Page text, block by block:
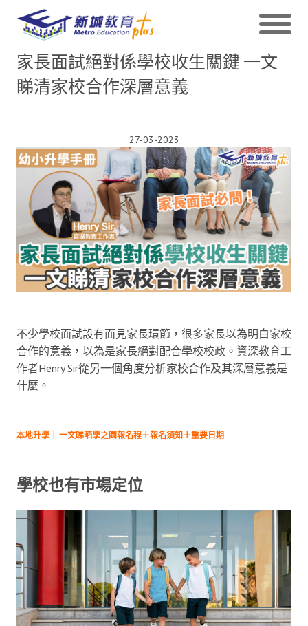
家長面試絕對係學校收生關鍵 一文
睇清家校合作深層意義
27-03-2023
不少學校面試設有面見家長環節，很多家長以為明白家校
合作的意義，以為是家長絕對配合學校校政。資深教育工
作者Henry Sir從另一個角度分析家校合作及其深層意義是
什麼。
本地升學｜ 一文睇晒學之園報名程＋報名須知＋重要日期
學校也有市場定位